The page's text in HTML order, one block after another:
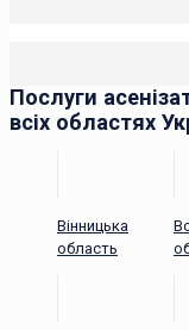
Послуги
всіх областях
Вінницька
область